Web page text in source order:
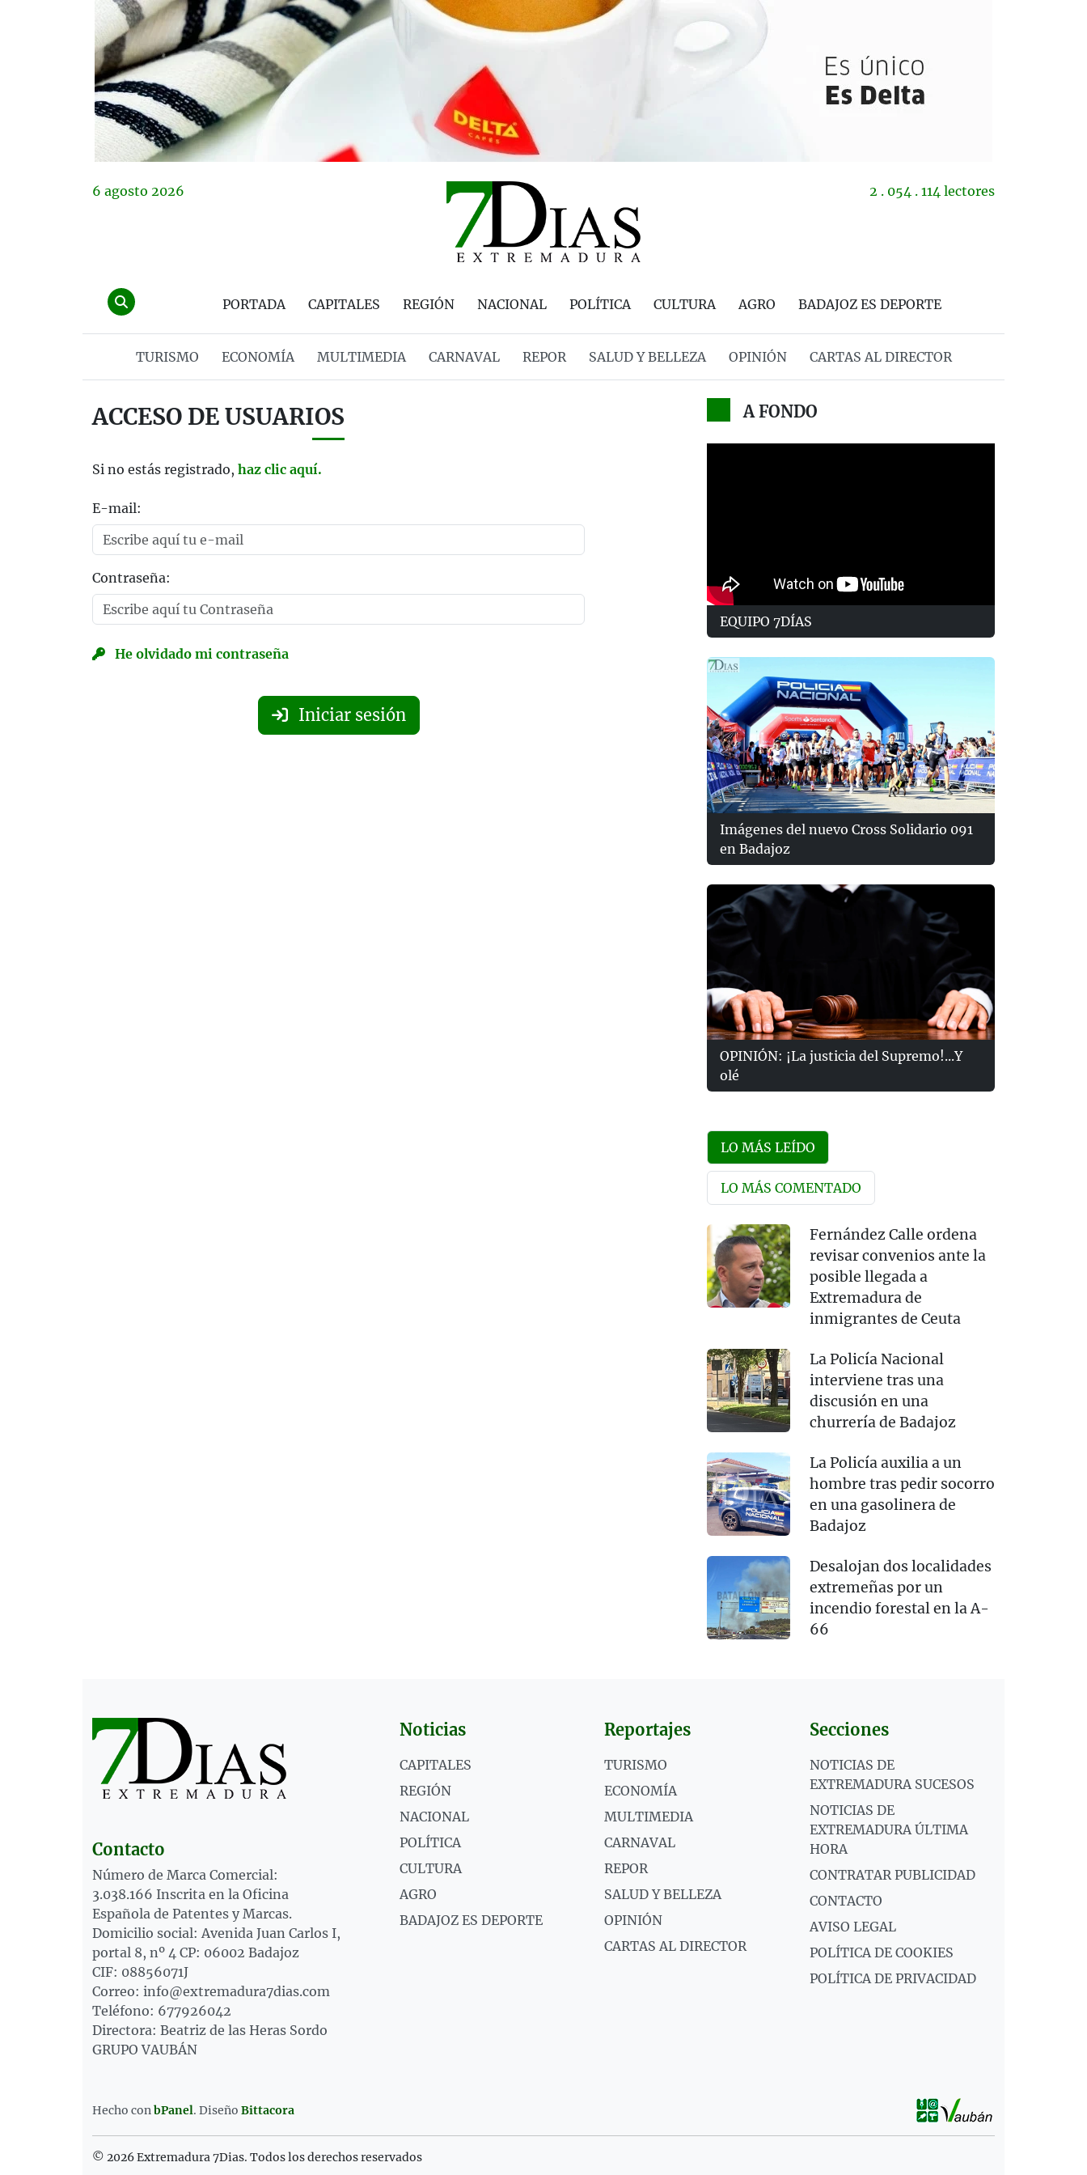
6 agosto 2026 2 . 054 . 114 lectores
PORTADA CAPITALES REGIÓN NACIONAL POLÍTICA CULTURA AGRO BADAJOZ ES DEPORTE
TURISMO ECONOMÍA MULTIMEDIA CARNAVAL REPOR SALUD Y BELLEZA OPINIÓN CARTAS AL DIRECTOR
ACCESO DE USUARIOS
Si no estás registrado, haz clic aquí.
E-mail:
Contraseña:
He olvidado mi contraseña
Iniciar sesión
A FONDO
EQUIPO 7DÍAS
Imágenes del nuevo Cross Solidario 091
en Badajoz
OPINIÓN: ¡La justicia del Supremo!...Y
olé
LO MÁS LEÍDO
LO MÁS COMENTADO
Fernández Calle ordena
revisar convenios ante la
posible llegada a
Extremadura de
inmigrantes de Ceuta
La Policía Nacional
interviene tras una
discusión en una
churrería de Badajoz
La Policía auxilia a un
hombre tras pedir socorro
en una gasolinera de
Badajoz
Desalojan dos localidades
extremeñas por un
incendio forestal en la A-
66
Contacto
Número de Marca Comercial:
3.038.166 Inscrita en la Oficina
Española de Patentes y Marcas.
Domicilio social: Avenida Juan Carlos I,
portal 8, nº 4 CP: 06002 Badajoz
CIF: 08856071J
Correo: info@extremadura7dias.com
Teléfono: 677926042
Directora: Beatriz de las Heras Sordo
GRUPO VAUBÁN
Noticias
CAPITALES
REGIÓN
NACIONAL
POLÍTICA
CULTURA
AGRO
BADAJOZ ES DEPORTE
Reportajes
TURISMO
ECONOMÍA
MULTIMEDIA
CARNAVAL
REPOR
SALUD Y BELLEZA
OPINIÓN
CARTAS AL DIRECTOR
Secciones
NOTICIAS DE
EXTREMADURA SUCESOS
NOTICIAS DE
EXTREMADURA ÚLTIMA
HORA
CONTRATAR PUBLICIDAD
CONTACTO
AVISO LEGAL
POLÍTICA DE COOKIES
POLÍTICA DE PRIVACIDAD
Hecho con bPanel. Diseño Bittacora
© 2026 Extremadura 7Dias. Todos los derechos reservados